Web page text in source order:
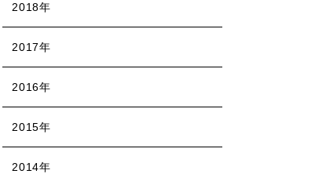
2018年
2017年
2016年
2015年
2014年